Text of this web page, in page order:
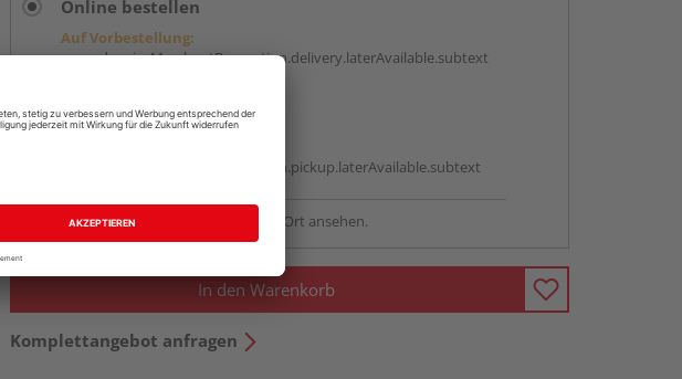
Online bestellen
Auf Vorbestellung:
vue.ads.priceMerchantBox.option.delivery.laterAvailable.subtext
Beim Händler abholen
vue.ads.priceMerchantBox.option.pickup.laterAvailable.subtext
Verfügbar in der Ausstellung - vor Ort ansehen.
In den Warenkorb
Komplettangebot anfragen